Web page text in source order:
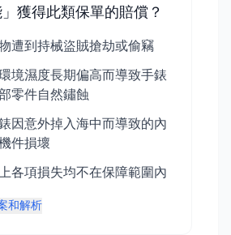
」獲得此類保單的賠償？
遭到持械盜賊搶劫或偷竊
境濕度長期偏高而導致手錶
零件自然鏽蝕
因意外掉入海中而導致的內
件損壞
各項損失均不在保障範圍內
和解析